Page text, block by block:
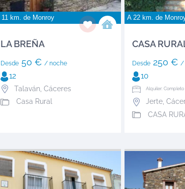
11 km. de Monroy
LA BREÑA
Desde 50 € / noche
12
Talaván Cáceres
Casa Rural
A 22 km. de
CASA
Desde250 € /
10
Alquiler: Completo
Jerte,
CASA